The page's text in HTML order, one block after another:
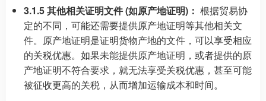
3.1.5 其他相关证明文件 (如原产地证明)： 根据贸易协
定的不同，可能还需要提供原产地证明等其他相关文
件。原产地证明是证明货物产地的文件，可以享受相应
的关税优惠。如果未能提供原产地证明，或者提供的原
产地证明不符合要求，就无法享受关税优惠，甚至可能
被征收更高的关税，从而增加运输成本和时间。